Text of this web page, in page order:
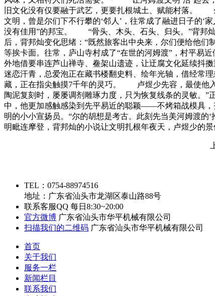
旧文化没有仅要融于武艺，更要扎根城土、赋能村落。
文明，曾是尔们下不行攀的‘邻人’，往常成了融进日子的
没有佳用”的邦宝。 “骨头、木头、石头、归头。”背邦
后，背邦灿变化思绪：“既然旅客出中央来，尔们便给他
等挨卡面。往常，庐山寺村成了“在世的河姆渡”，村平易
外地借要串连芦山禅寺、鲞架山遗迹，让迂腐文化延
迷恋汗青，总爱泡正在藏书楼翻史料、绘年光轴，借经
藏，正在指尖触摸7千年的灵巧。 卢煜少先容，最使他
陶泥复刻时，屡屡调剂雕琢力度，只为恢复线条的灵敏
中，他更加感触感染到先平易近的聪颖——不烤箱战模具
明的小小宣扬员。“尔的胡想是考古。此刻先当美河姆渡
明毗连摩登，背邦灿的小说让文明扎根年夜天，卢煜少的
TEL：0754-88974516
地址：广东省汕头市龙湖区泰山路88号
联系客服QQ 每日8:30~20:00
官方微博 广东省汕头市华平机械有限公司
扫描我们的二维码 广东省汕头市华平机械有限公司
首页
关于我们
服务一栏
新闻栏目
联系我们